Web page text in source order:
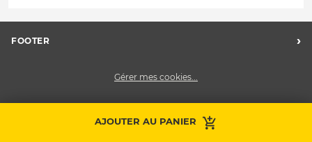
AJOUTER AU PANIER
FOOTER ›
Midas Recrute
Gérer mes cookies...
Prendre RDV